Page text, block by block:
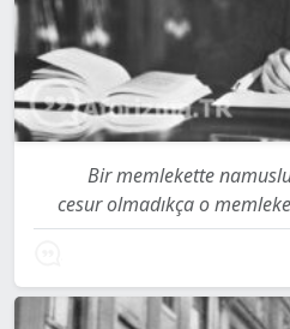
Bir memlekette
cesur olmadıkça o